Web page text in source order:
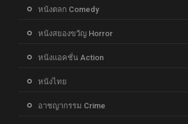
หนังตลก Comedy
หนังสยองขวัญ Horror
หนังแอคชั่น Action
หนังไทย
อาชญากรรม Crime